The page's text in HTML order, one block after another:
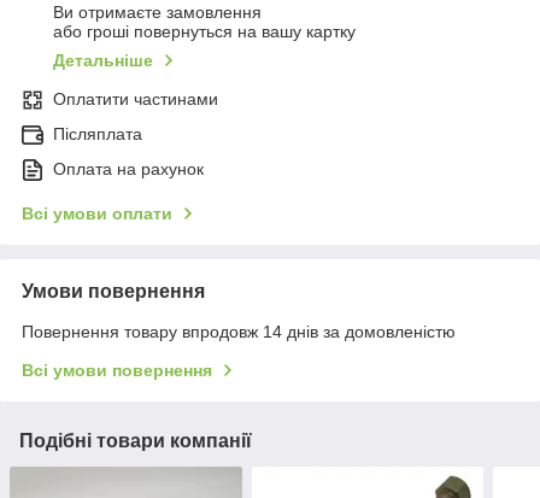
Ви отримаєте замовлення
або гроші повернуться на вашу картку
Детальніше
Оплатити частинами
Післяплата
Оплата на рахунок
Всі умови оплати
Умови повернення
Повернення товару впродовж 14 днів за домовленістю
Всі умови повернення
Подібні товари компанії